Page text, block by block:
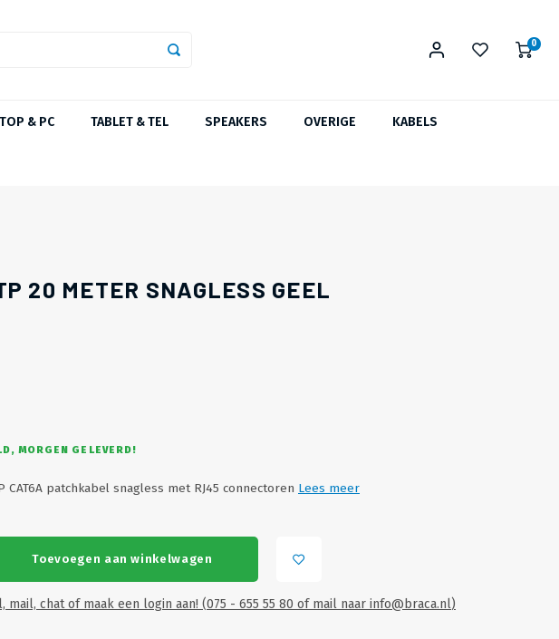
0
& PC TABLET & TEL SPEAKERS OVERIGE KABELS
20 METER SNAGLESS GEEL
MORGEN GELEVERD!
CAT6A patchkabel snagless met RJ45 connectoren Lees meer
Toevoegen aan winkelwagen
mail, chat of maak een login aan! (075 - 655 55 80 of mail naar info@braca.nl)